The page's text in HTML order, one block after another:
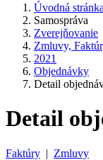
Úvodná stránka
Samospráva
Zverejňovanie
Zmluvy,
2021
Objednávky
Detail
Detail
Faktúry | Zmluvy